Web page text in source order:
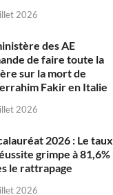
2026
des AE
de faire toute la
sur la mort de
Fakir en Italie
2026
2026 : Le taux
grimpe à 81,6%
le rattrapage
2026